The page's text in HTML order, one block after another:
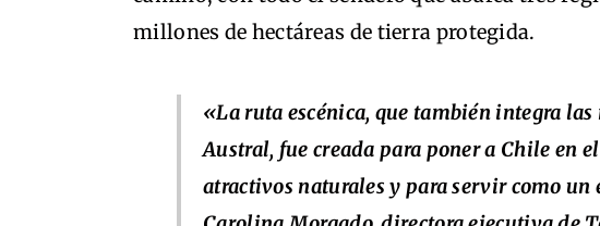
millones de hectáreas de tierra protegida.
«La ruta escénica, que también integra
Austral, fue creada para poner a Chile en
atractivos naturales y para servir como